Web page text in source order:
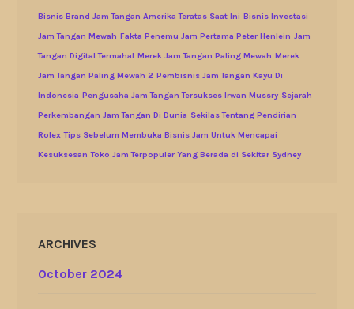
Bisnis Brand Jam Tangan Amerika Teratas Saat Ini Bisnis Investasi
Jam Tangan Mewah Fakta Penemu Jam Pertama Peter Henlein Jam
Tangan Digital Termahal Merek Jam Tangan Paling Mewah Merek
Jam Tangan Paling Mewah 2 Pembisnis Jam Tangan Kayu Di
Indonesia Pengusaha Jam Tangan Tersukses Irwan Mussry Sejarah
Perkembangan Jam Tangan Di Dunia Sekilas Tentang Pendirian
Rolex Tips Sebelum Membuka Bisnis Jam Untuk Mencapai
Kesuksesan Toko Jam Terpopuler Yang Berada di Sekitar Sydney
ARCHIVES
October 2024